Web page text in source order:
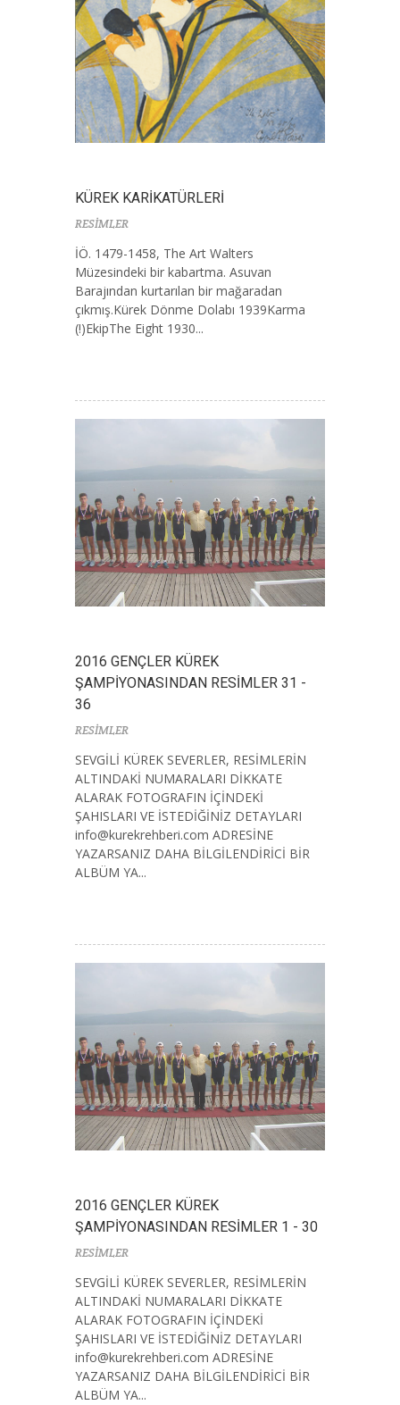
KÜREK KARİKATÜRLERİ
RESİMLER
İÖ. 1479-1458, The Art Walters
Müzesindeki bir kabartma. Asuvan
Barajından kurtarılan bir mağaradan
çıkmış.Kürek Dönme Dolabı 1939Karma
(!)EkipThe Eight 1930...
2016 GENÇLER KÜREK
ŞAMPİYONASINDAN RESİMLER 31 -
36
RESİMLER
SEVGİLİ KÜREK SEVERLER, RESİMLERİN
ALTINDAKİ NUMARALARI DİKKATE
ALARAK FOTOGRAFIN İÇİNDEKİ
ŞAHISLARI VE İSTEDİĞİNİZ DETAYLARI
info@kurekrehberi.com ADRESİNE
YAZARSANIZ DAHA BİLGİLENDİRİCİ BİR
ALBÜM YA...
2016 GENÇLER KÜREK
ŞAMPİYONASINDAN RESİMLER 1 - 30
RESİMLER
SEVGİLİ KÜREK SEVERLER, RESİMLERİN
ALTINDAKİ NUMARALARI DİKKATE
ALARAK FOTOGRAFIN İÇİNDEKİ
ŞAHISLARI VE İSTEDİĞİNİZ DETAYLARI
info@kurekrehberi.com ADRESİNE
YAZARSANIZ DAHA BİLGİLENDİRİCİ BİR
ALBÜM YA...